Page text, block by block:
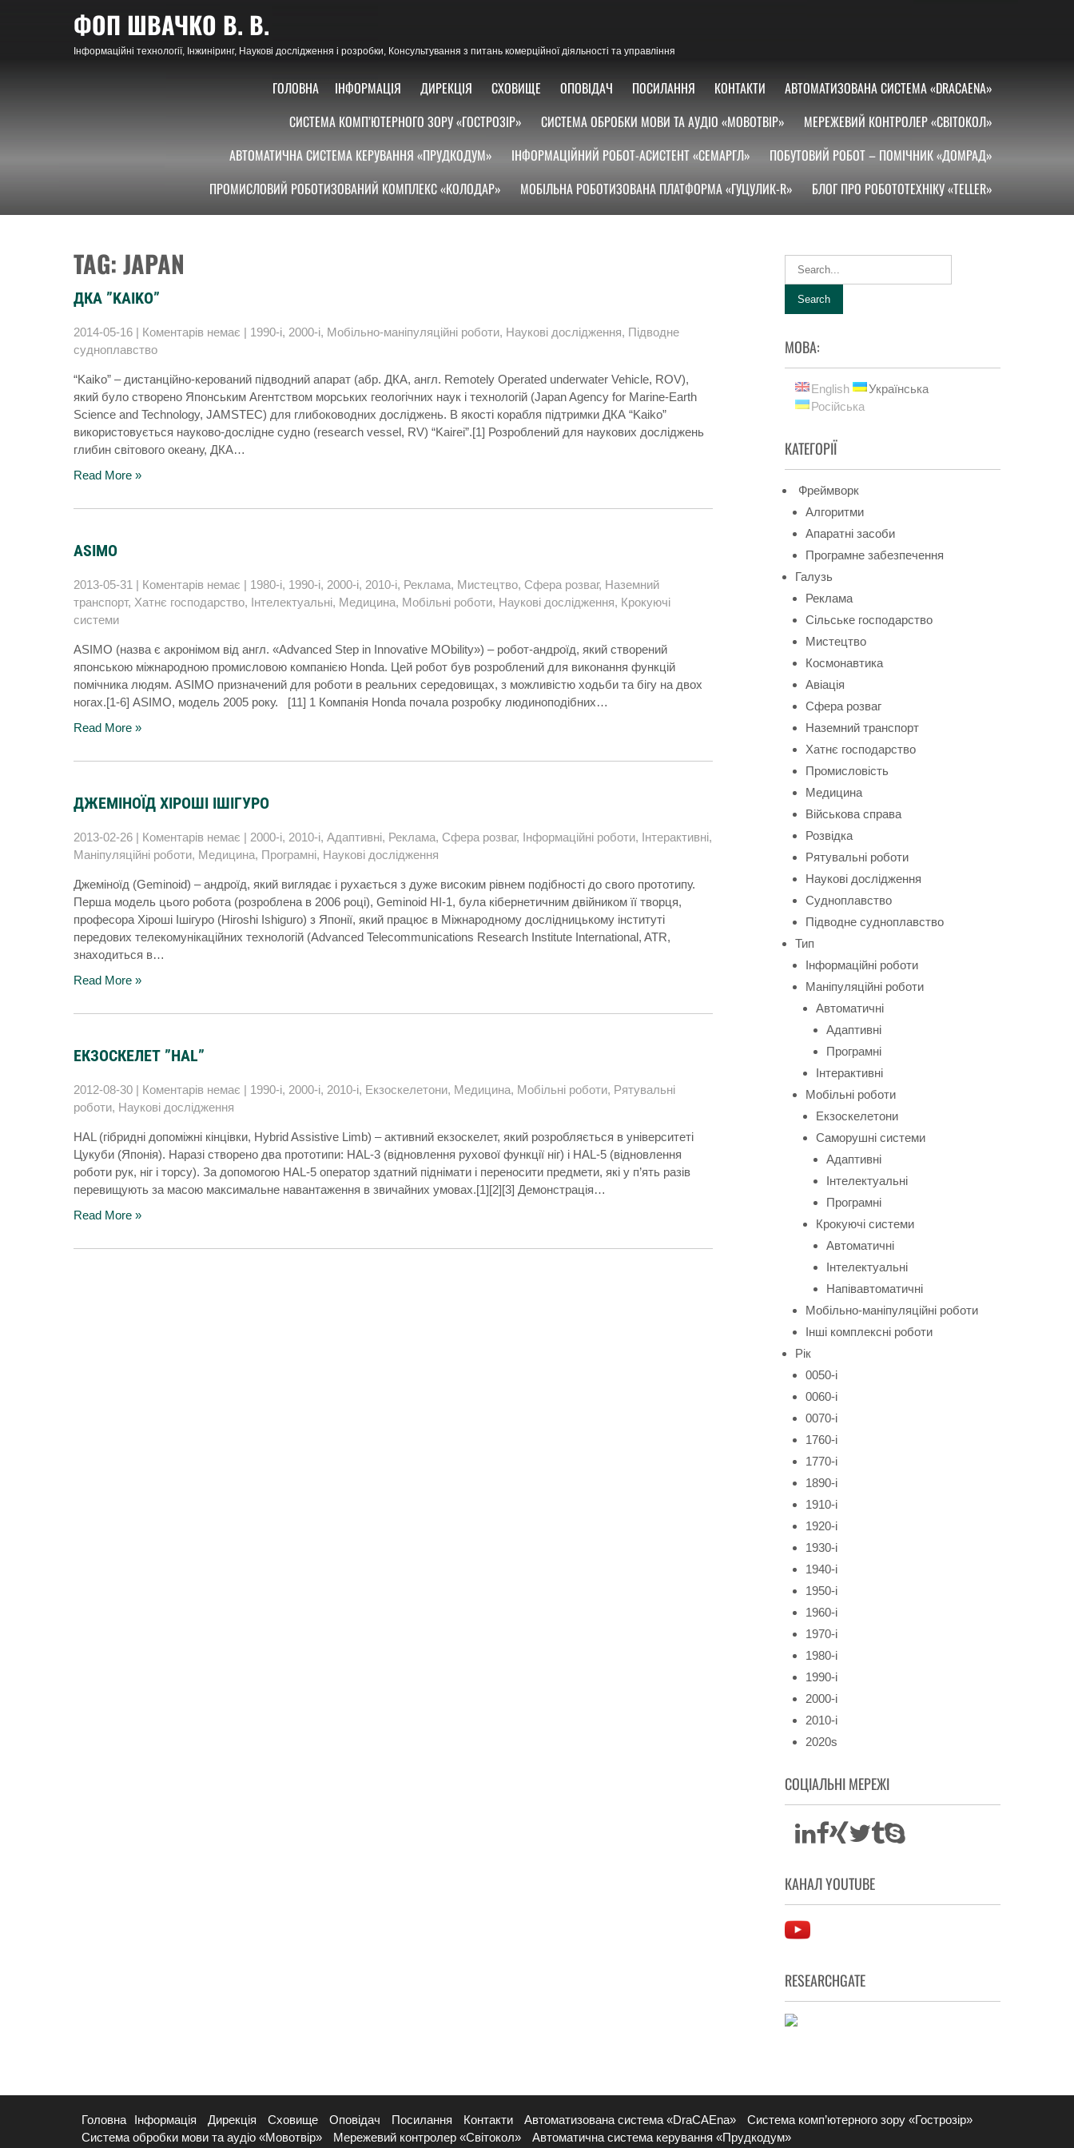
ФОП ШВАЧКО В. В.
Інформаційні технології, Інжиніринг, Наукові дослідження і розробки, Консультування з питань комерційної діяльності та управління
ГОЛОВНА ІНФОРМАЦІЯ ДИРЕКЦІЯ СХОВИЩЕ ОПОВІДАЧ ПОСИЛАННЯ КОНТАКТИ
АВТОМАТИЗОВАНА СИСТЕМА «DRACAENA»
СИСТЕМА КОМП’ЮТЕРНОГО ЗОРУ «ГОСТРОЗІР»
СИСТЕМА ОБРОБКИ МОВИ ТА АУДІО «МОВОТВІР»
МЕРЕЖЕВИЙ КОНТРОЛЕР «СВІТОКОЛ»
АВТОМАТИЧНА СИСТЕМА КЕРУВАННЯ «ПРУДКОДУМ»
ІНФОРМАЦІЙНИЙ РОБОТ-АСИСТЕНТ «СЕМАРГЛ»
ПОБУТОВИЙ РОБОТ – ПОМІЧНИК «ДОМРАД»
ПРОМИСЛОВИЙ РОБОТИЗОВАНИЙ КОМПЛЕКС «КОЛОДАР»
МОБІЛЬНА РОБОТИЗОВАНА ПЛАТФОРМА «ГУЦУЛИК-R» БЛОГ ПРО РОБОТОТЕХНІКУ «TELLER»
TAG: JAPAN
ДКА ”KAIKO”
2014-05-16 | Коментарів немає | 1990-і, 2000-і, Мобільно-маніпуляційні роботи, Наукові дослідження, Підводне
судноплавство
“Kaiko” – дистанційно-керований підводний апарат (абр. ДКА, англ. Remotely Operated underwater Vehicle, ROV),
який було створено Японським Агентством морських геологічних наук і технологій (Japan Agency for Marine-Earth
Science and Technology, JAMSTEC) для глибоководних досліджень. В якості корабля підтримки ДКА “Kaiko”
використовується науково-дослідне судно (research vessel, RV) “Kairei”.[1] Розроблений для наукових досліджень
глибин світового океану, ДКА…
Read More »
ASIMO
2013-05-31 | Коментарів немає | 1980-і, 1990-і, 2000-і, 2010-і, Реклама, Мистецтво, Сфера розваг, Наземний
транспорт, Хатнє господарство, Інтелектуальні, Медицина, Мобільні роботи, Наукові дослідження, Крокуючі
системи
ASIMO (назва є акронімом від англ. «Advanced Step in Innovative MObility») – робот-андроїд, який створений
японською міжнародною промисловою компанією Honda. Цей робот був розроблений для виконання функцій
помічника людям. ASIMO призначений для роботи в реальних середовищах, з можливістю ходьби та бігу на двох
ногах.[1-6] ASIMO, модель 2005 року. [11] 1 Компанія Honda почала розробку людиноподібних…
Read More »
ДЖЕМІНОЇД ХІРОШІ ІШІГУРО
2013-02-26 | Коментарів немає | 2000-і, 2010-і, Адаптивні, Реклама, Сфера розваг, Інформаційні роботи, Інтерактивні,
Маніпуляційні роботи, Медицина, Програмні, Наукові дослідження
Джеміноїд (Geminoid) – андроїд, який виглядає і рухається з дуже високим рівнем подібності до свого прототипу.
Перша модель цього робота (розроблена в 2006 році), Geminoid HI-1, була кібернетичним двійником її творця,
професора Хіроші Ішігуро (Hiroshi Ishiguro) з Японії, який працює в Міжнародному дослідницькому інституті
передових телекомунікаційних технологій (Advanced Telecommunications Research Institute International, ATR,
знаходиться в…
Read More »
ЕКЗОСКЕЛЕТ ”HAL”
2012-08-30 | Коментарів немає | 1990-і, 2000-і, 2010-і, Екзоскелетони, Медицина, Мобільні роботи, Рятувальні
роботи, Наукові дослідження
HAL (гібридні допоміжні кінцівки, Hybrid Assistive Limb) – активний екзоскелет, який розробляється в університеті
Цукуби (Японія). Наразі створено два прототипи: HAL-3 (відновлення рухової функції ніг) і HAL-5 (відновлення
роботи рук, ніг і торсу). За допомогою HAL-5 оператор здатний піднімати і переносити предмети, які у п’ять разів
перевищують за масою максимальне навантаження в звичайних умовах.[1][2][3] Демонстрація…
Read More »
МОВА:
English
Українська
Російська
КАТЕГОРІЇ
Фреймворк
Алгоритми
Апаратні засоби
Програмне забезпечення
Галузь
Реклама
Сільське господарство
Мистецтво
Космонавтика
Авіація
Сфера розваг
Наземний транспорт
Хатнє господарство
Промисловість
Медицина
Військова справа
Розвідка
Рятувальні роботи
Наукові дослідження
Судноплавство
Підводне судноплавство
Тип
Інформаційні роботи
Маніпуляційні роботи
Автоматичні
Адаптивні
Програмні
Інтерактивні
Мобільні роботи
Екзоскелетони
Саморушні системи
Адаптивні
Інтелектуальні
Програмні
Крокуючі системи
Автоматичні
Інтелектуальні
Напівавтоматичні
Мобільно-маніпуляційні роботи
Інші комплексні роботи
Рік
0050-і
0060-і
0070-і
1760-і
1770-і
1890-і
1910-і
1920-і
1930-і
1940-і
1950-і
1960-і
1970-і
1980-і
1990-і
2000-і
2010-і
2020s
СОЦІАЛЬНІ МЕРЕЖІ
КАНАЛ YOUTUBE
RESEARCHGATE
Головна Інформація Дирекція Сховище Оповідач Посилання Контакти Автоматизована система «DraCAEna»
Система комп’ютерного зору «Гострозір»
Система обробки мови та аудіо «Мовотвір»
Мережевий контролер «Світокол» Автоматична система керування «Прудкодум»